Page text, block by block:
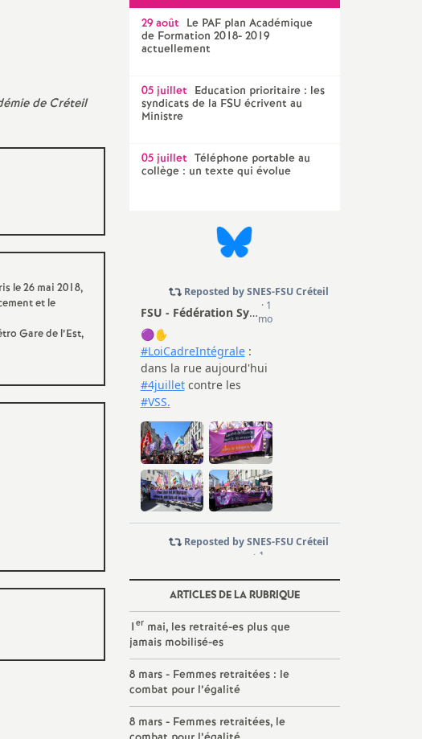
élections professionnelles
de Créteil
le 26 mai 2018,
et le
Gare de l’Est,
29 août Le PAFplan Académique
de Formation 2018- 2019
actuellement
05 juillet Education prioritaire : les
syndicats de la FSUécrivent au
Ministre
05 juillet Téléphone portable au
collège : un texte qui évolue
ARTICLES DE LA RUBRIQUE
1ermai, les retraité-es plus que
jamais mobilisé-es
8 mars - Femmes retraitées : le
combat pour l’égalité
8 mars - Femmes retraitées, le